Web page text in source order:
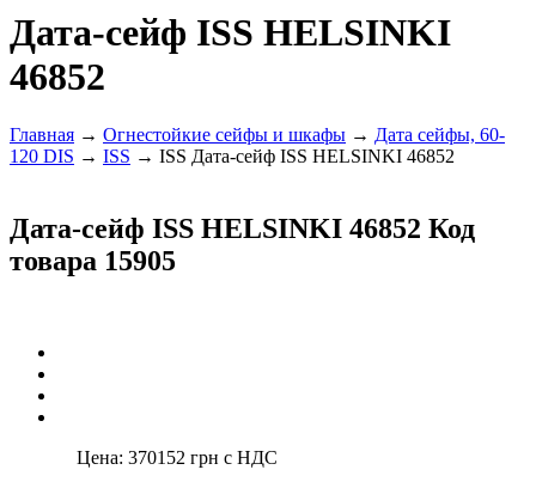
Дата-сейф ISS HELSINKI
46852
Главная → Огнестойкие сейфы и шкафы → Дата сейфы, 60-
120 DIS → ISS → ISS Дата-сейф ISS HELSINKI 46852
Дата-сейф ISS HELSINKI 46852 Код
товара 15905
Цена: 370152 грн с НДС